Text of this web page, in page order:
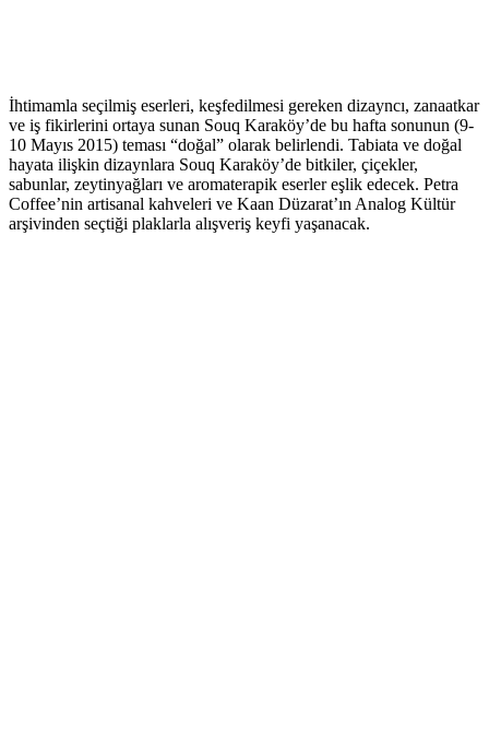
İhtimamla seçilmiş eserleri, keşfedilmesi gereken dizayncı, zanaatkar
ve iş fikirlerini ortaya sunan Souq Karaköy’de bu hafta sonunun (9-
10 Mayıs 2015) teması “doğal” olarak belirlendi. Tabiata ve doğal
hayata ilişkin dizaynlara Souq Karaköy’de bitkiler, çiçekler,
sabunlar, zeytinyağları ve aromaterapik eserler eşlik edecek. Petra
Coffee’nin artisanal kahveleri ve Kaan Düzarat’ın Analog Kültür
arşivinden seçtiği plaklarla alışveriş keyfi yaşanacak.